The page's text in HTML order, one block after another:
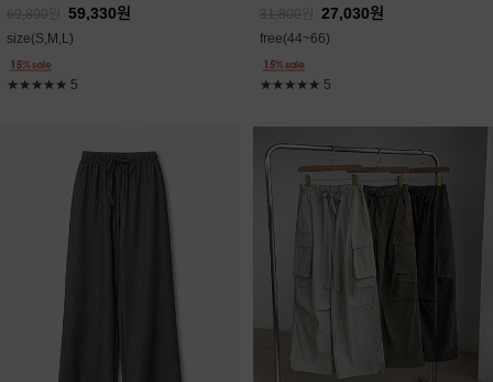
69,800 59,330원
size(S,M,L)
★★★★★ 5
31,800 27,030원
free(44~66)
★★★★★ 5